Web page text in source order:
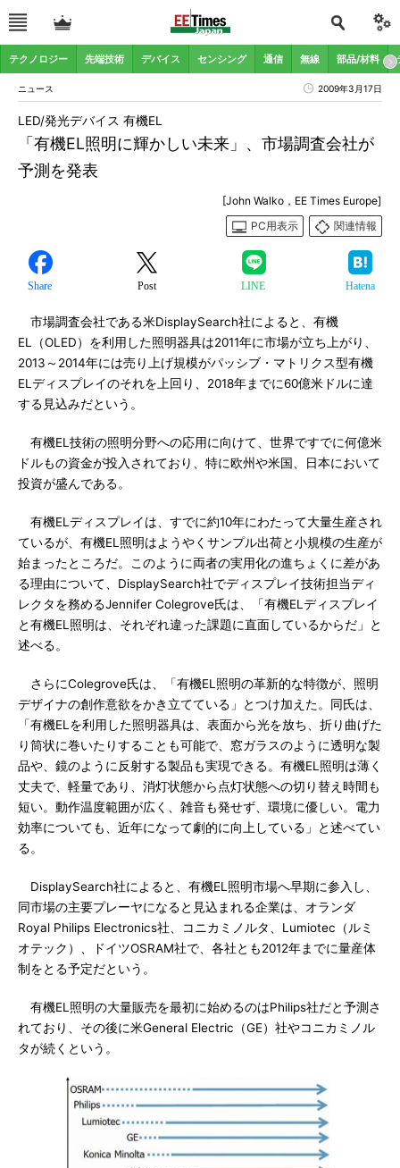
テクノロジー 先端技術 デバイス センシング 通信 無線 部品/材料
ニュース 2009年3月17日
「有機EL照明に輝かしい未来」、市場調査会社が
予測を発表
LED/発光デバイス 有機EL
[John Walko，EE Times Europe]
PC用表示
関連情報
Share Post LINE Hatena
市場調査会社である米DisplaySearch社によると、有機
EL（OLED）を利用した照明器具は2011年に市場が立ち上がり、
2013～2014年には売り上げ規模がパッシブ・マトリクス型有機
ELディスプレイのそれを上回り、2018年までに60億米ドルに達
する見込みだという。
有機EL技術の照明分野への応用に向けて、世界ですでに何億米
ドルもの資金が投入されており、特に欧州や米国、日本において
投資が盛んである。
有機ELディスプレイは、すでに約10年にわたって大量生産され
ているが、有機EL照明はようやくサンプル出荷と小規模の生産が
始まったところだ。このように両者の実用化の進ちょくに差があ
る理由について、DisplaySearch社でディスプレイ技術担当ディ
レクタを務めるJennifer Colegrove氏は、「有機ELディスプレイ
と有機EL照明は、それぞれ違った課題に直面しているからだ」と
述べる。
さらにColegrove氏は、「有機EL照明の革新的な特徴が、照明
デザイナの創作意欲をかき立てている」とつけ加えた。同氏は、
「有機ELを利用した照明器具は、表面から光を放ち、折り曲げた
り筒状に巻いたりすることも可能で、窓ガラスのように透明な製
品や、鏡のように反射する製品も実現できる。有機EL照明は薄く
丈夫で、軽量であり、消灯状態から点灯状態への切り替え時間も
短い。動作温度範囲が広く、雑音も発せず、環境に優しい。電力
効率についても、近年になって劇的に向上している」と述べてい
る。
DisplaySearch社によると、有機EL照明市場へ早期に参入し、
同市場の主要プレーヤになると見込まれる企業は、オランダ
Royal Philips Electronics社、コニカミノルタ、Lumiotec（ルミ
オテック）、ドイツOSRAM社で、各社とも2012年までに量産体
制をとる予定だという。
有機EL照明の大量販売を最初に始めるのはPhilips社だと予測さ
れており、その後に米General Electric（GE）社やコニカミノル
タが続くという。